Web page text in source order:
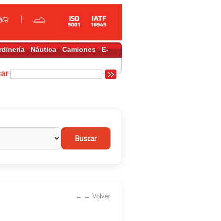
Náutica Camiones
E-
← ← Volver